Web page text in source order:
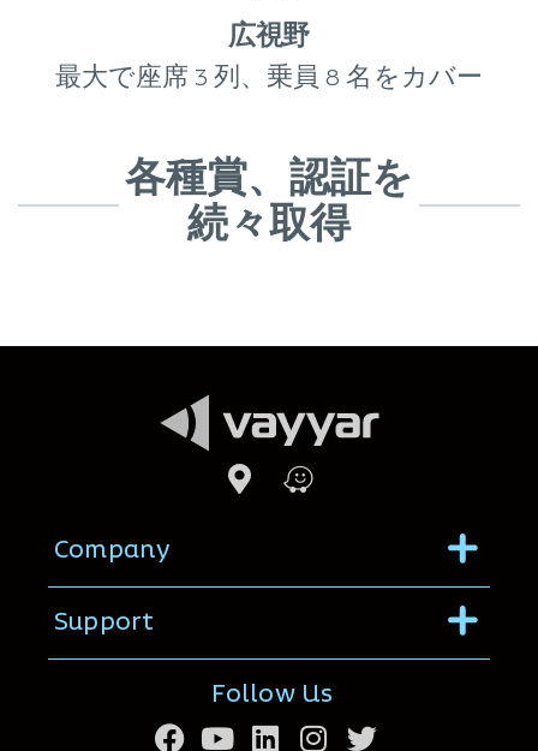
広視野
最大で座席 3 列、乗員 8 名をカバー
各種賞、認証を
続々取得
Company Menu
Support Menu
Follow Us